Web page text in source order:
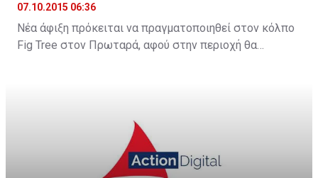
07.10.2015 06:36
Νέα άφιξη πρόκειται να πραγματοποιηθεί στον κόλπο
Fig Tree στον Πρωταρά, αφού στην περιοχή θα